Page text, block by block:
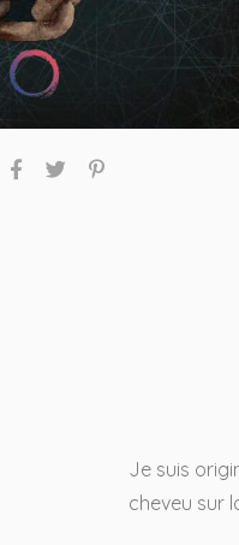
Je suis
cheveu sur